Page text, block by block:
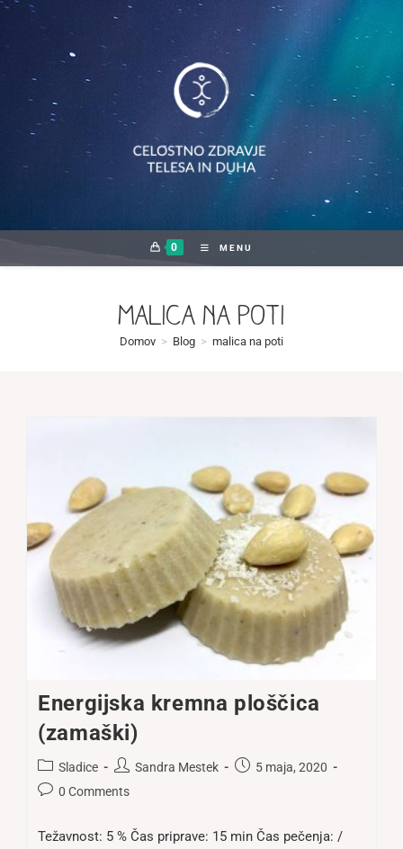
Skip
0 MENU
malica na poti
Domov > Blog > malica na poti
Energijska kremna ploščica
(zamaški)
Post
category:
Sladice
PostSandra Mestek
Post5 maja, 2020
Post0 Comments
Težavnost: 5 % Čas priprave: 15 min Čas pečenja: /